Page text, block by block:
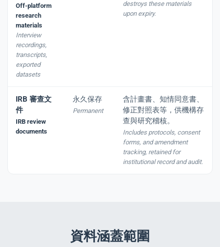
Off-platform
research
materials
Interview
recordings,
transcripts,
exported
datasets
destroys these materials
upon expiry.
IRB 審查文
件
IRB review
documents
永久保存
Permanent
含計畫書、知情同意書、
修正對照表等，供機構存
查與研究稽核。
Includes protocols, consent
forms, and amendment
tracking, retained for
institutional record and audit.
資料涵蓋範圍